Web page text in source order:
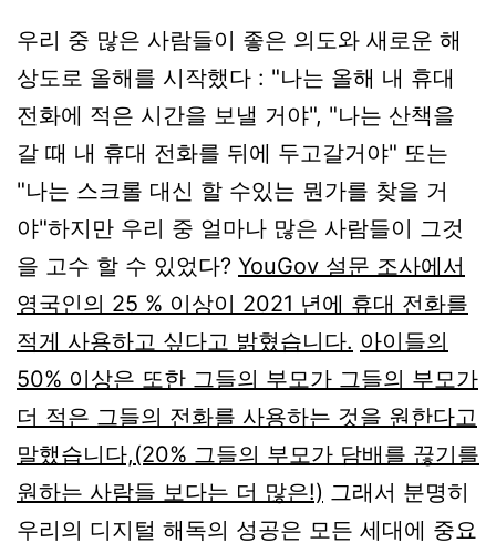
우리 중 많은 사람들이 좋은 의도와 새로운 해
상도로 올해를 시작했다 : "나는 올해 내 휴대
전화에 적은 시간을 보낼 거야", "나는 산책을
갈 때 내 휴대 전화를 뒤에 두고갈거야" 또는
"나는 스크롤 대신 할 수있는 뭔가를 찾을 거
야"하지만 우리 중 얼마나 많은 사람들이 그것
을 고수 할 수 있었다? YouGov 설문 조사에서
영국인의 25 % 이상이 2021 년에 휴대 전화를
적게 사용하고 싶다고 밝혔습니다. 아이들의
50% 이상은 또한 그들의 부모가 그들의 부모가
더 적은 그들의 전화를 사용하는 것을 원한다고
말했습니다,(20% 그들의 부모가 담배를 끊기를
원하는 사람들 보다는 더 많은!) 그래서 분명히
우리의 디지털 해독의 성공은 모든 세대에 중요